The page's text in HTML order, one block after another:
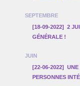
SEPTEMBRE
[18-09-2022] 2
GÉNÉRALE !
JUIN
[22-06-2022] UNE
PERSONNES